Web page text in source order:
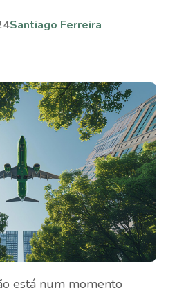
Santiago Ferreira
está num momento